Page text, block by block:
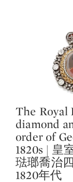
Type: lot
The Royal
diamond
order of
1820s | 皇
琺瑯喬治
1820年代